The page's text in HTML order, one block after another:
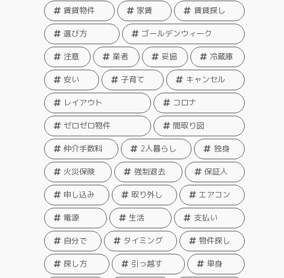
賃貸物件 家賃 賃貸探し
選び方 ゴールデンウィーク
注意 業者 妥協 冷蔵庫
安い 子育て キャンセル
レイアウト コロナ
ゼロゼロ物件 間取り図
仲介手数料 2人暮らし 独身
火災保険 強制退去 保証人
申し込み 取り外し エアコン
電源 生活 支払い
自分で タイミング 物件探し
探し方 引っ越す 単身